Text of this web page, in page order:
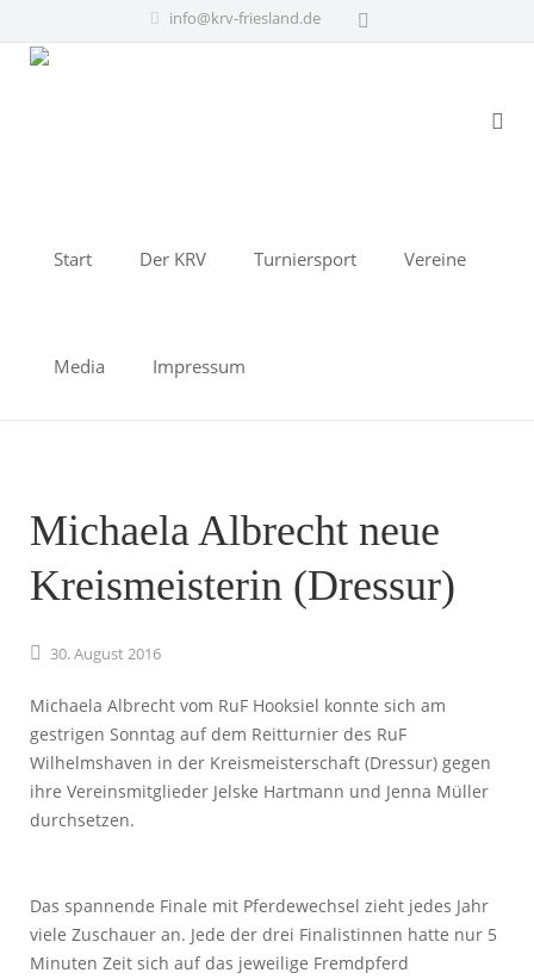
info@krv-friesland.de
Start Der KRV Turniersport Vereine
Media Impressum
Michaela Albrecht neue
Kreismeisterin (Dressur)
30.August2016
Michaela Albrecht vom RuF Hooksiel konnte sich am
gestrigen Sonntag auf dem Reitturnier des RuF
Wilhelmshaven in der Kreismeisterschaft (Dressur) gegen
ihre Vereinsmitglieder Jelske Hartmann und Jenna Müller
durchsetzen.
Das spannende Finale mit Pferdewechsel zieht jedes Jahr
viele Zuschauer an. Jede der drei Finalistinnen hatte nur 5
Minuten Zeit sich auf das jeweilige Fremdpferd